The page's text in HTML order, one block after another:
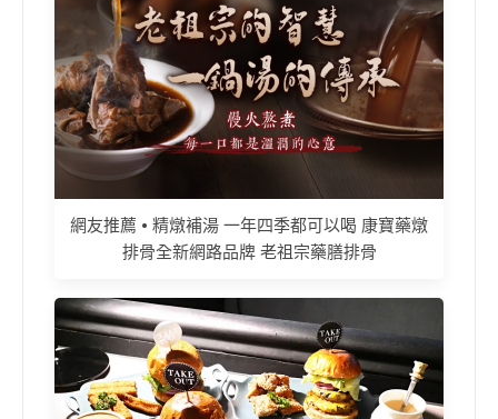
網友推薦 • 精燉補湯 一年四季都可以喝 康寶藥燉
排骨全新網路品牌 老祖宗藥膳排骨